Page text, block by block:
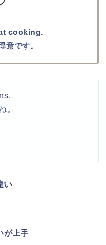
cooking.
意です。
。
い
が上手